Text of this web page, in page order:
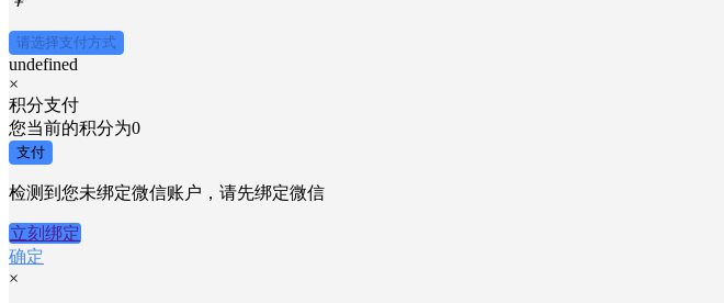
请选择支付方式
undefined
×
积分支付
您当前的积分为0
支付
检测到您未绑定微信账户，请先绑定微信
立刻绑定
确定
×